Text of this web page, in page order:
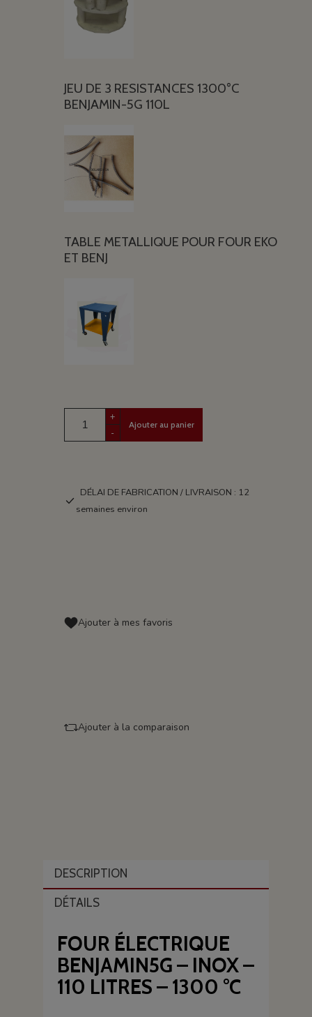
JEU DE 3 RESISTANCES 1300°C
BENJAMIN-5G 110L
TABLE METALLIQUE POUR FOUR EKO
ET BENJ
+
-
Ajouter au panier
DÉLAI DE FABRICATION / LIVRAISON : 12
semaines environ
Ajouter à mes favoris
Ajouter à la comparaison
DESCRIPTION
DÉTAILS
FOUR ÉLECTRIQUE
BENJAMIN5G – INOX –
110 LITRES – 1300 °C